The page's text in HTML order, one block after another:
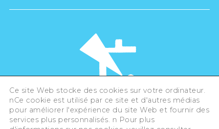
©Hiroshima Tourism Association /
Hiroshima Prefecture / Hiroshima City .
Ce site Web stocke des cookies sur votre ordinateur.
nCe cookie est utilisé par ce site et d'autres médias
pour améliorer l'expérience du site Web et fournir des
services plus personnalisés. n Pour plus